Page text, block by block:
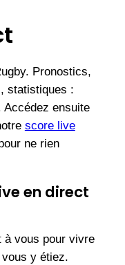
Pronostics,
statistiques :
ensuite
score live
ne rien
en direct
à vous pour vivre
y étiez.